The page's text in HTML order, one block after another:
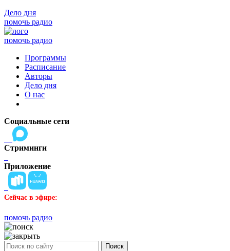
Дело дня
помочь радио
помочь радио
Программы
Расписание
Авторы
Дело дня
О нас
Социальные сети
Стриминги
Приложение
Сейчас в эфире:
помочь радио
Поиск